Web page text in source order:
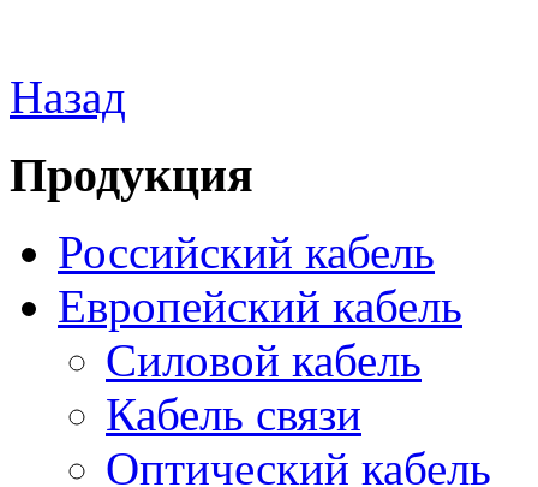
Назад
Продукция
Российский кабель
Европейский кабель
Силовой кабель
Кабель связи
Оптический кабель